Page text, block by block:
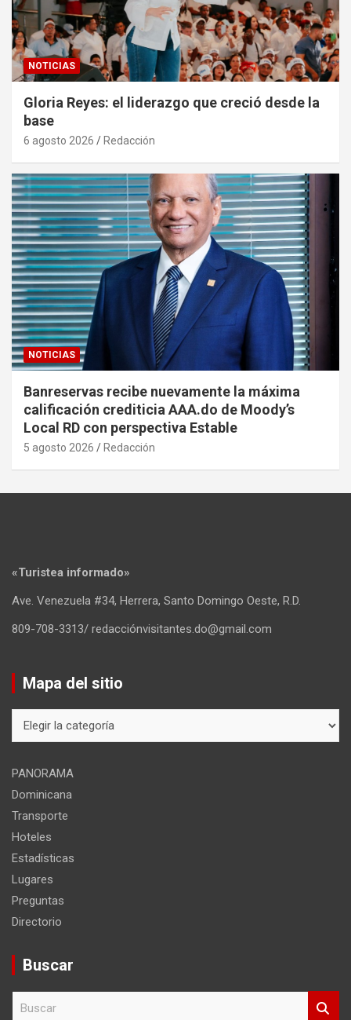
NOTICIAS
Gloria Reyes: el liderazgo que creció desde la
base
6 agosto 2026 Redacción
NOTICIAS
Banreservas recibe nuevamente la máxima
calificación crediticia AAA.do de Moody’s
Local RD con perspectiva Estable
5 agosto 2026 Redacción
«Turistea informado»
Ave. Venezuela #34, Herrera, Santo Domingo Oeste, R.D.
809-708-3313/ redacciónvisitantes.do@gmail.com
Mapa del sitio
del
PANORAMA
Dominicana
Transporte
Hoteles
Estadísticas
Lugares
Preguntas
Directorio
Buscar